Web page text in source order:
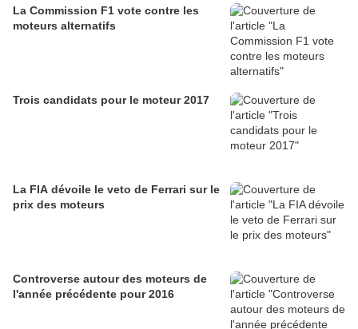
La Commission F1 vote contre les
moteurs alternatifs
Trois candidats pour le moteur 2017
La FIA dévoile le veto de Ferrari sur le
prix des moteurs
Controverse autour des moteurs de
l'année précédente pour 2016